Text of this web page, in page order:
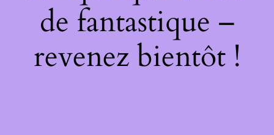
de fantastique –
revenez bientôt !